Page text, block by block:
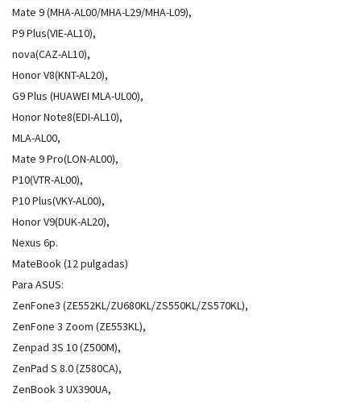
Mate 9 (MHA-AL00/MHA-L29/MHA-L09),
P9 Plus(VIE-AL10),
nova(CAZ-AL10),
Honor V8(KNT-AL20),
G9 Plus (HUAWEI MLA-UL00),
Honor Note8(EDI-AL10),
MLA-AL00,
Mate 9 Pro(LON-AL00),
P10(VTR-AL00),
P10 Plus(VKY-AL00),
Honor V9(DUK-AL20),
Nexus 6p.
MateBook (12 pulgadas)
Para ASUS:
ZenFone3 (ZE552KL/ZU680KL/ZS550KL/ZS570KL),
ZenFone 3 Zoom (ZE553KL),
Zenpad 3S 10 (Z500M),
ZenPad S 8.0 (Z580CA),
ZenBook 3 UX390UA,